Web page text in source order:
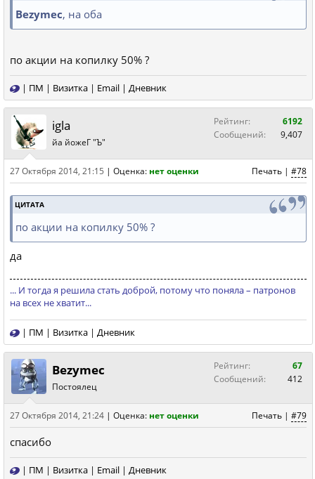
Bezymec, на оба
по акции на копилку 50% ?
| ПМ | Визитка | Email | Дневник
igla
йа йожеГ "Ъ"
Рейтинг:
6192
Сообщений:
9,407
Печать | #78
27 Октября 2014, 21:15 | Оценка: нет оценки
ЦИТАТА
по акции на копилку 50% ?
да
... И тогда я решила стать доброй, потому что поняла – патронов
на всех не хватит...
| ПМ | Визитка | Дневник
Bezymec
Постоялец
Рейтинг:
67
Сообщений:
412
Печать | #79
27 Октября 2014, 21:24 | Оценка: нет оценки
спасибо
| ПМ | Визитка | Email | Дневник